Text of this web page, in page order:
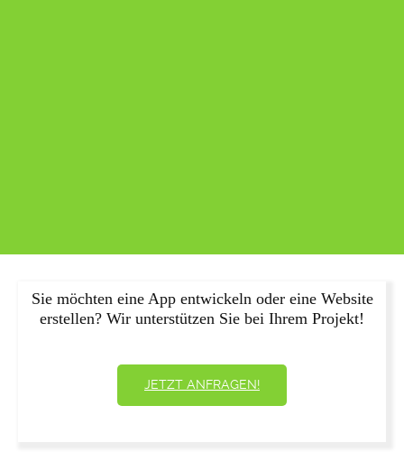
Sie möchten eine App entwickeln oder eine Website
erstellen? Wir unterstützen Sie bei Ihrem Projekt!
JETZT ANFRAGEN!